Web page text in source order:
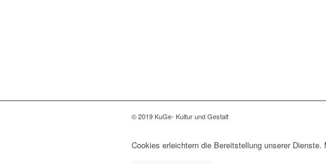
© 2019 KuGe- Kultur und Gestalt
Cookies erleichtern die Bereitstellung unserer